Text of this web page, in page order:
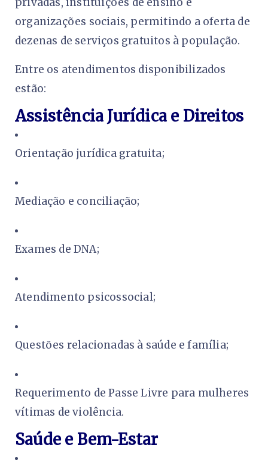
organizações sociais, permitindo a oferta de
dezenas de serviços gratuitos à população.
Entre os atendimentos disponibilizados
estão:
Assistência Jurídica e Direitos
Orientação jurídica gratuita;
Mediação e conciliação;
Exames de DNA;
Atendimento psicossocial;
Questões relacionadas à saúde e família;
Requerimento de Passe Livre para mulheres
vítimas de violência.
Saúde e Bem-Estar